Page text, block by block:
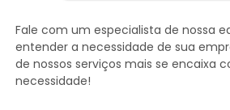
Fale com um especialista de nossa
entender a necessidade de sua
de nossos serviços mais se encaixa
necessidade!